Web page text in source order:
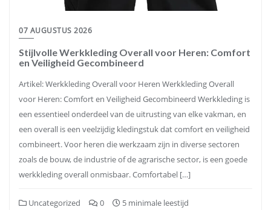
07 AUGUSTUS 2026
Stijlvolle Werkkleding Overall voor Heren: Comfort
en Veiligheid Gecombineerd
Artikel: Werkkleding Overall voor Heren Werkkleding Overall
voor Heren: Comfort en Veiligheid Gecombineerd Werkkleding is
een essentieel onderdeel van de uitrusting van elke vakman, en
een overall is een veelzijdig kledingstuk dat comfort en veiligheid
combineert. Voor heren die werkzaam zijn in diverse sectoren
zoals de bouw, de industrie of de agrarische sector, is een goede
werkkleding overall onmisbaar. Comfortabel […]
Uncategorized 0 5 minimale leestijd